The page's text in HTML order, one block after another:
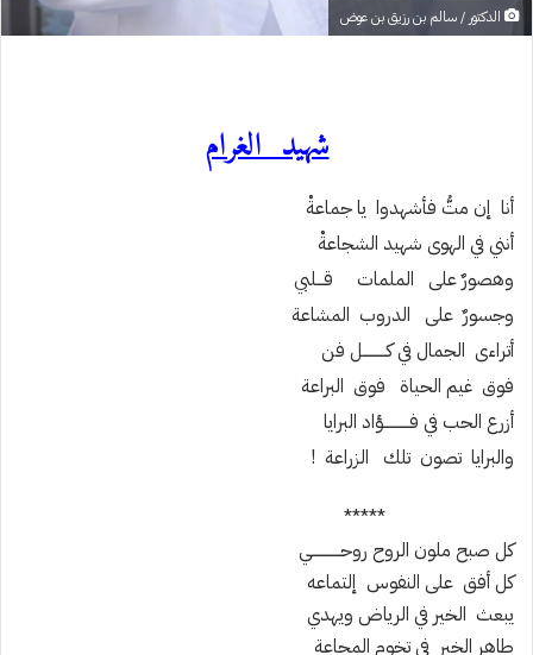
الدكتور / سالم بن رزيق بن عوض
شهيد الغرام
أنا إن متُّ فأشهدوا يا جماعةْ
أنني في الهوى شهيد الشجاعةْ
وهصورٌ على الملمات قـــلبي
وجسورٌ على الدروب المشاعة
أتراءى الجمال في كــــــــــل فن
فوق غيم الحياة فوق البراعة
أزرع الحب في فـــــــــــؤاد البرايا
والبرايا تصون تلك الزراعة !
*****
كل صبح ملون الروح روحــــــــــــي
كل أفق على النفوس إلتماعه
يبعث الخير في الرياض ويهدي
طاهر الخير في تخوم المجاعة